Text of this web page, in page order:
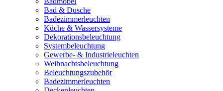
Bad & Dusche
Badezimmerleuchten
Küche & Wassersysteme
Dekorationsbeleuchtung
Systembeleuchtung
Gewerbe- & Industrieleuchten
Weihnachtsbeleuchtung
Beleuchtungszubehör
Badezimmerleuchten